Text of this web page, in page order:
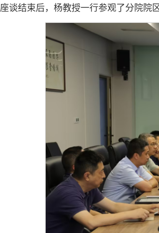
座谈结束后，杨教授一行参观了分院院